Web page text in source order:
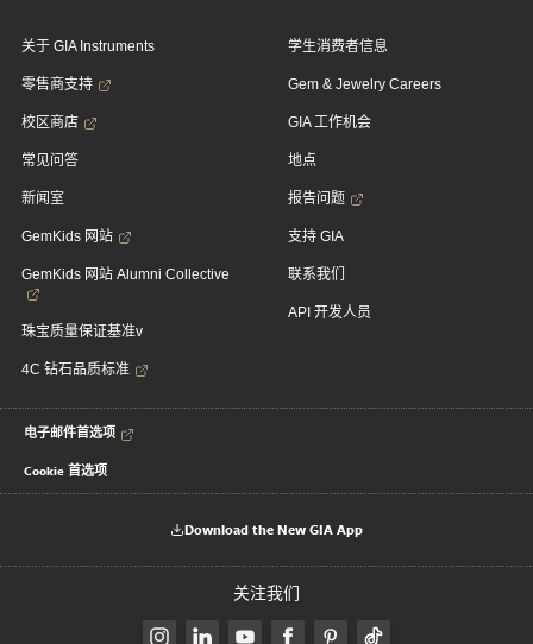
关于 GIA Instruments
零售商支持
校区商店
常见问答
新闻室
GemKids 网站
GemKids 网站 Alumni Collective
珠宝质量保证基准v
4C 钻石品质标准
学生消费者信息
Gem & Jewelry Careers
GIA 工作机会
地点
报告问题
支持 GIA
联系我们
API 开发人员
电子邮件首选项
Cookie 首选项
Download the New GIA App
关注我们